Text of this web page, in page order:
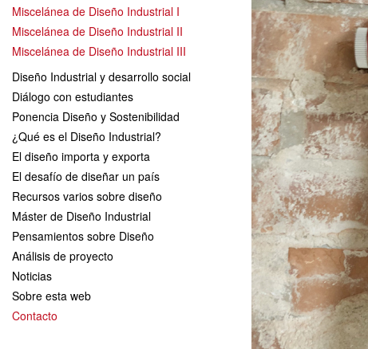
Miscelánea de Diseño Industrial I
Miscelánea de Diseño Industrial II
Miscelánea de Diseño Industrial III
Diseño Industrial y desarrollo social
Diálogo con estudiantes
Ponencia Diseño y Sostenibilidad
¿Qué es el Diseño Industrial?
El diseño importa y exporta
El desafío de diseñar un país
Recursos varios sobre diseño
Máster de Diseño Industrial
Pensamientos sobre Diseño
Análisis de proyecto
Noticias
Sobre esta web
Contacto